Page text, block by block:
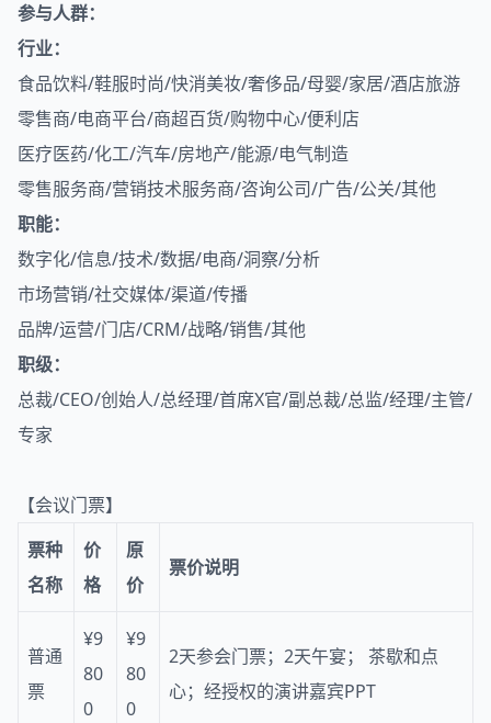
参与人群：
行业：
食品饮料/鞋服时尚/快消美妆/奢侈品/母婴/家居/酒店旅游
零售商/电商平台/商超百货/购物中心/便利店
医疗医药/化工/汽车/房地产/能源/电气制造
零售服务商/营销技术服务商/咨询公司/广告/公关/其他
职能：
数字化/信息/技术/数据/电商/洞察/分析
市场营销/社交媒体/渠道/传播
品牌/运营/门店/CRM/战略/销售/其他
职级：
总裁/CEO/创始人/总经理/首席X官/副总裁/总监/经理/主管/
专家
【会议门票】
票种
名称
价
格
原
价
票价说明
普通
票
¥9
80
0
¥9
80
0
2天参会门票；2天午宴； 茶歇和点
心；经授权的演讲嘉宾PPT